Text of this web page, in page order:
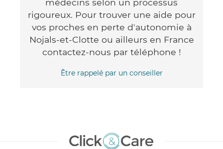
médecins selon un processus
rigoureux. Pour trouver une aide pour
vos proches en perte d'autonomie à
Nojals-et-Clotte ou ailleurs en France
contactez-nous par téléphone !
Être rappelé par un conseiller